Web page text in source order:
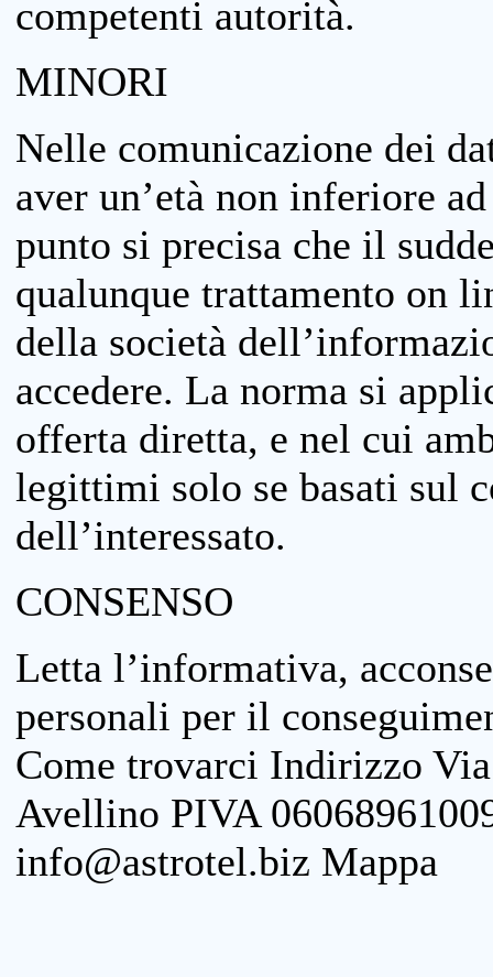
competenti autorità.
MINORI
Nelle comunicazione dei
aver un’età non inferiore
punto si precisa che il
qualunque trattamento on
della società
accedere. La norma si
offerta diretta, e nel cui
legittimi solo se basati sul
dell’interessato.
CONSENSO
Letta l’informativa,
personali per il
Come trovarci Indirizzo
Avellino PIVA
info@astrotel.biz Mappa